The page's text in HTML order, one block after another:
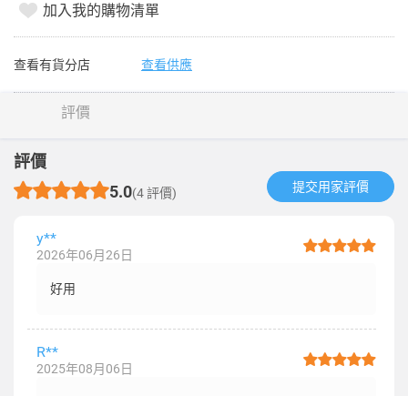
加入我的購物清單
查看有貨分店 查看供應
評價
評價
5.0(4 評價) 提交用家評價​
y**
2026年06月26日
好用
R**
2025年08月06日